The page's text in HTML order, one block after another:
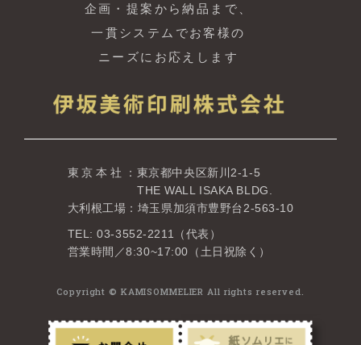
企画・提案から納品まで、
一貫システムでお客様の
ニーズにお応えします
東京本社
：東京都中央区新川2-1-5
THE WALL ISAKA BLDG.
大利根工場：埼玉県加須市豊野台2-563-10
TEL: 03-3552-2211（代表）
営業時間／8:30~17:00（土日祝除く）
Copyright © KAMISOMMELIER All rights reserved.